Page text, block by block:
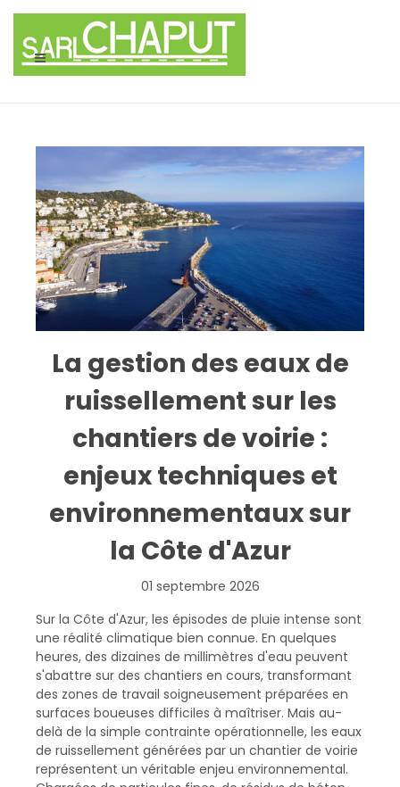
La gestion des eaux de
ruissellement sur les
chantiers de voirie :
enjeux techniques et
environnementaux sur
la Côte d'Azur
01 septembre 2026
Sur la Côte d'Azur, les épisodes de pluie intense sont
une réalité climatique bien connue. En quelques
heures, des dizaines de millimètres d'eau peuvent
s'abattre sur des chantiers en cours, transformant
des zones de travail soigneusement préparées en
surfaces boueuses difficiles à maîtriser. Mais au-
delà de la simple contrainte opérationnelle, les eaux
de ruissellement générées par un chantier de voirie
représentent un véritable enjeu environnemental.
Panneau de gestion des cookies